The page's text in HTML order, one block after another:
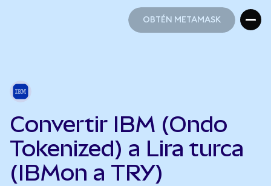
OBTÉN METAMASK
Convertir IBM (Ondo
Tokenized) a Lira turca
(IBMon a TRY)